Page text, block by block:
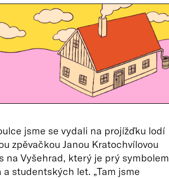
jsme se vydali na projížďku lodí
zpěvačkou Janou Kratochvílovou
na Vyšehrad, který je prý symbolem
studentských let. „Tam jsme